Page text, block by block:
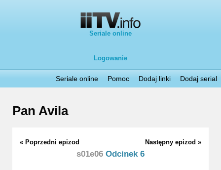
Seriale online
Logowanie
Seriale online Pomoc Dodaj linki Dodaj serial
Pan Avila
« Poprzedni epizod Następny epizod »
s01e06 Odcinek 6